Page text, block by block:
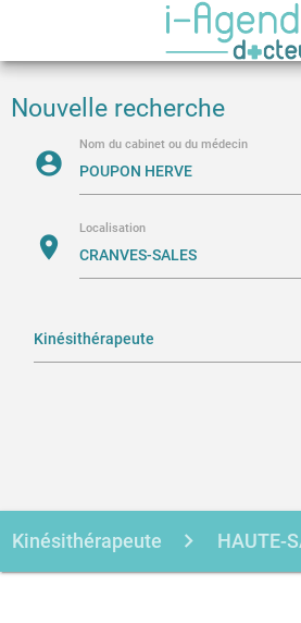
Nouvelle recherche
account_circle
Nom du cabinet ou du médecin
location_on
Localisation
Kinésithérapeute HAUTE-